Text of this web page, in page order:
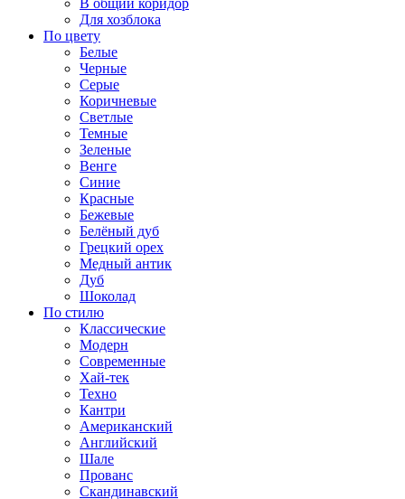
В общий коридор
Для хозблока
По цвету
Белые
Черные
Серые
Коричневые
Светлые
Темные
Зеленые
Венге
Синие
Красные
Бежевые
Белёный дуб
Грецкий орех
Медный антик
Дуб
Шоколад
По стилю
Классические
Модерн
Современные
Хай-тек
Техно
Кантри
Американский
Английский
Шале
Прованс
Скандинавский